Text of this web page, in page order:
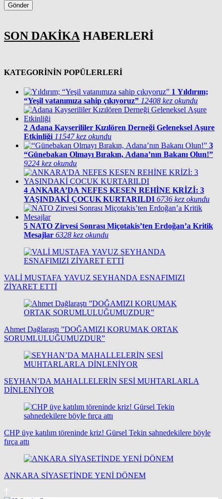
Gönder
SON DAKİKA HABERLERİ
KATEGORİNİN POPÜLERLERİ
1 Yıldırım;
“Yeşil vatanımıza sahip çıkıyoruz” 12408 kez okundu
2 Adana Kayserililer Kızılören Derneği Geleneksel Aşure
Etkinliği 11547 kez okundu
3
“Günebakan Olmayı Bırakın, Adana’nın Bakanı Olun!”
9224 kez okundu
4 ANKARA’DA NEFES KESEN REHİNE KRİZİ: 3
YAŞINDAKİ ÇOCUK KURTARILDI 6736 kez okundu
5 NATO Zirvesi Sonrası Miçotakis’ten Erdoğan’a Kritik
Mesajlar 6328 kez okundu
VALİ MUSTAFA YAVUZ SEYHANDA ESNAFIMIZI
ZİYARET ETTİ
Ahmet Dağlaraştı ”DOĞAMIZI KORUMAK ORTAK
SORUMLULUĞUMUZDUR”
SEYHAN’DA MAHALLELERİN SESİ MUHTARLARLA
DİNLENİYOR
CHP üye katılım töreninde kriz! Gürsel Tekin sahnedekilere böyle
fırça attı
ANKARA SİYASETİNDE YENİ DÖNEM